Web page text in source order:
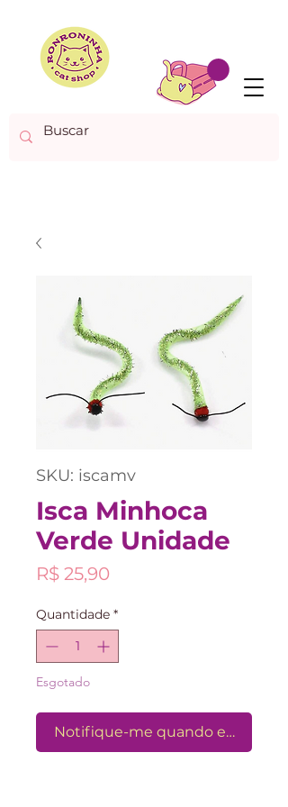
SKU: iscamv
Isca Minhoca
Verde Unidade
R$ 25,90
Quantidade *
Esgotado
Notifique-me quando estiver